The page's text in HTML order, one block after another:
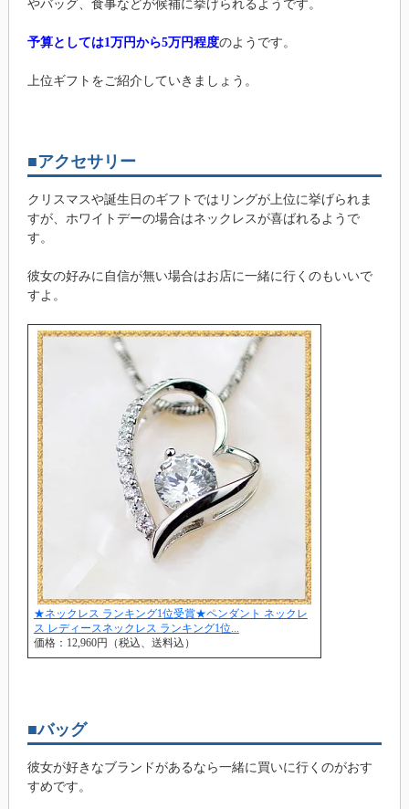
やバッグ、食事などが候補に挙げられるようです。
予算としては1万円から5万円程度のようです。
上位ギフトをご紹介していきましょう。
■アクセサリー
クリスマスや誕生日のギフトではリングが上位に挙げられま
すが、ホワイトデーの場合はネックレスが喜ばれるようで
す。
彼女の好みに自信が無い場合はお店に一緒に行くのもいいで
すよ。
★ネックレス ランキング1位受賞★ペンダント ネックレ
ス レディースネックレス ランキング1位...
価格：12,960円（税込、送料込）
■バッグ
彼女が好きなブランドがあるなら一緒に買いに行くのがおす
すめです。